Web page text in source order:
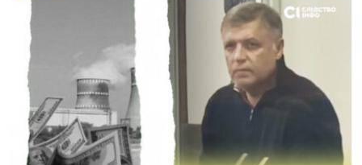
фігуранта
справи
«Мідас»,
ймовірно,
намагалися
внести
мільйонів
гривень
застави.
Фінмоніторинг
заблокував